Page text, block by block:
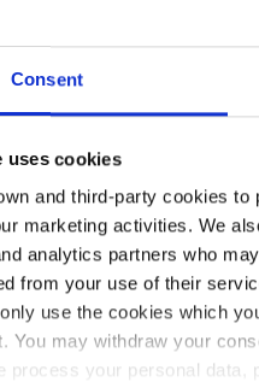
Consent
uses cookies
and third-party cookies
marketing activities. We
analytics partners who
from your use of their
use the cookies which
You may withdraw your
process your personal data,